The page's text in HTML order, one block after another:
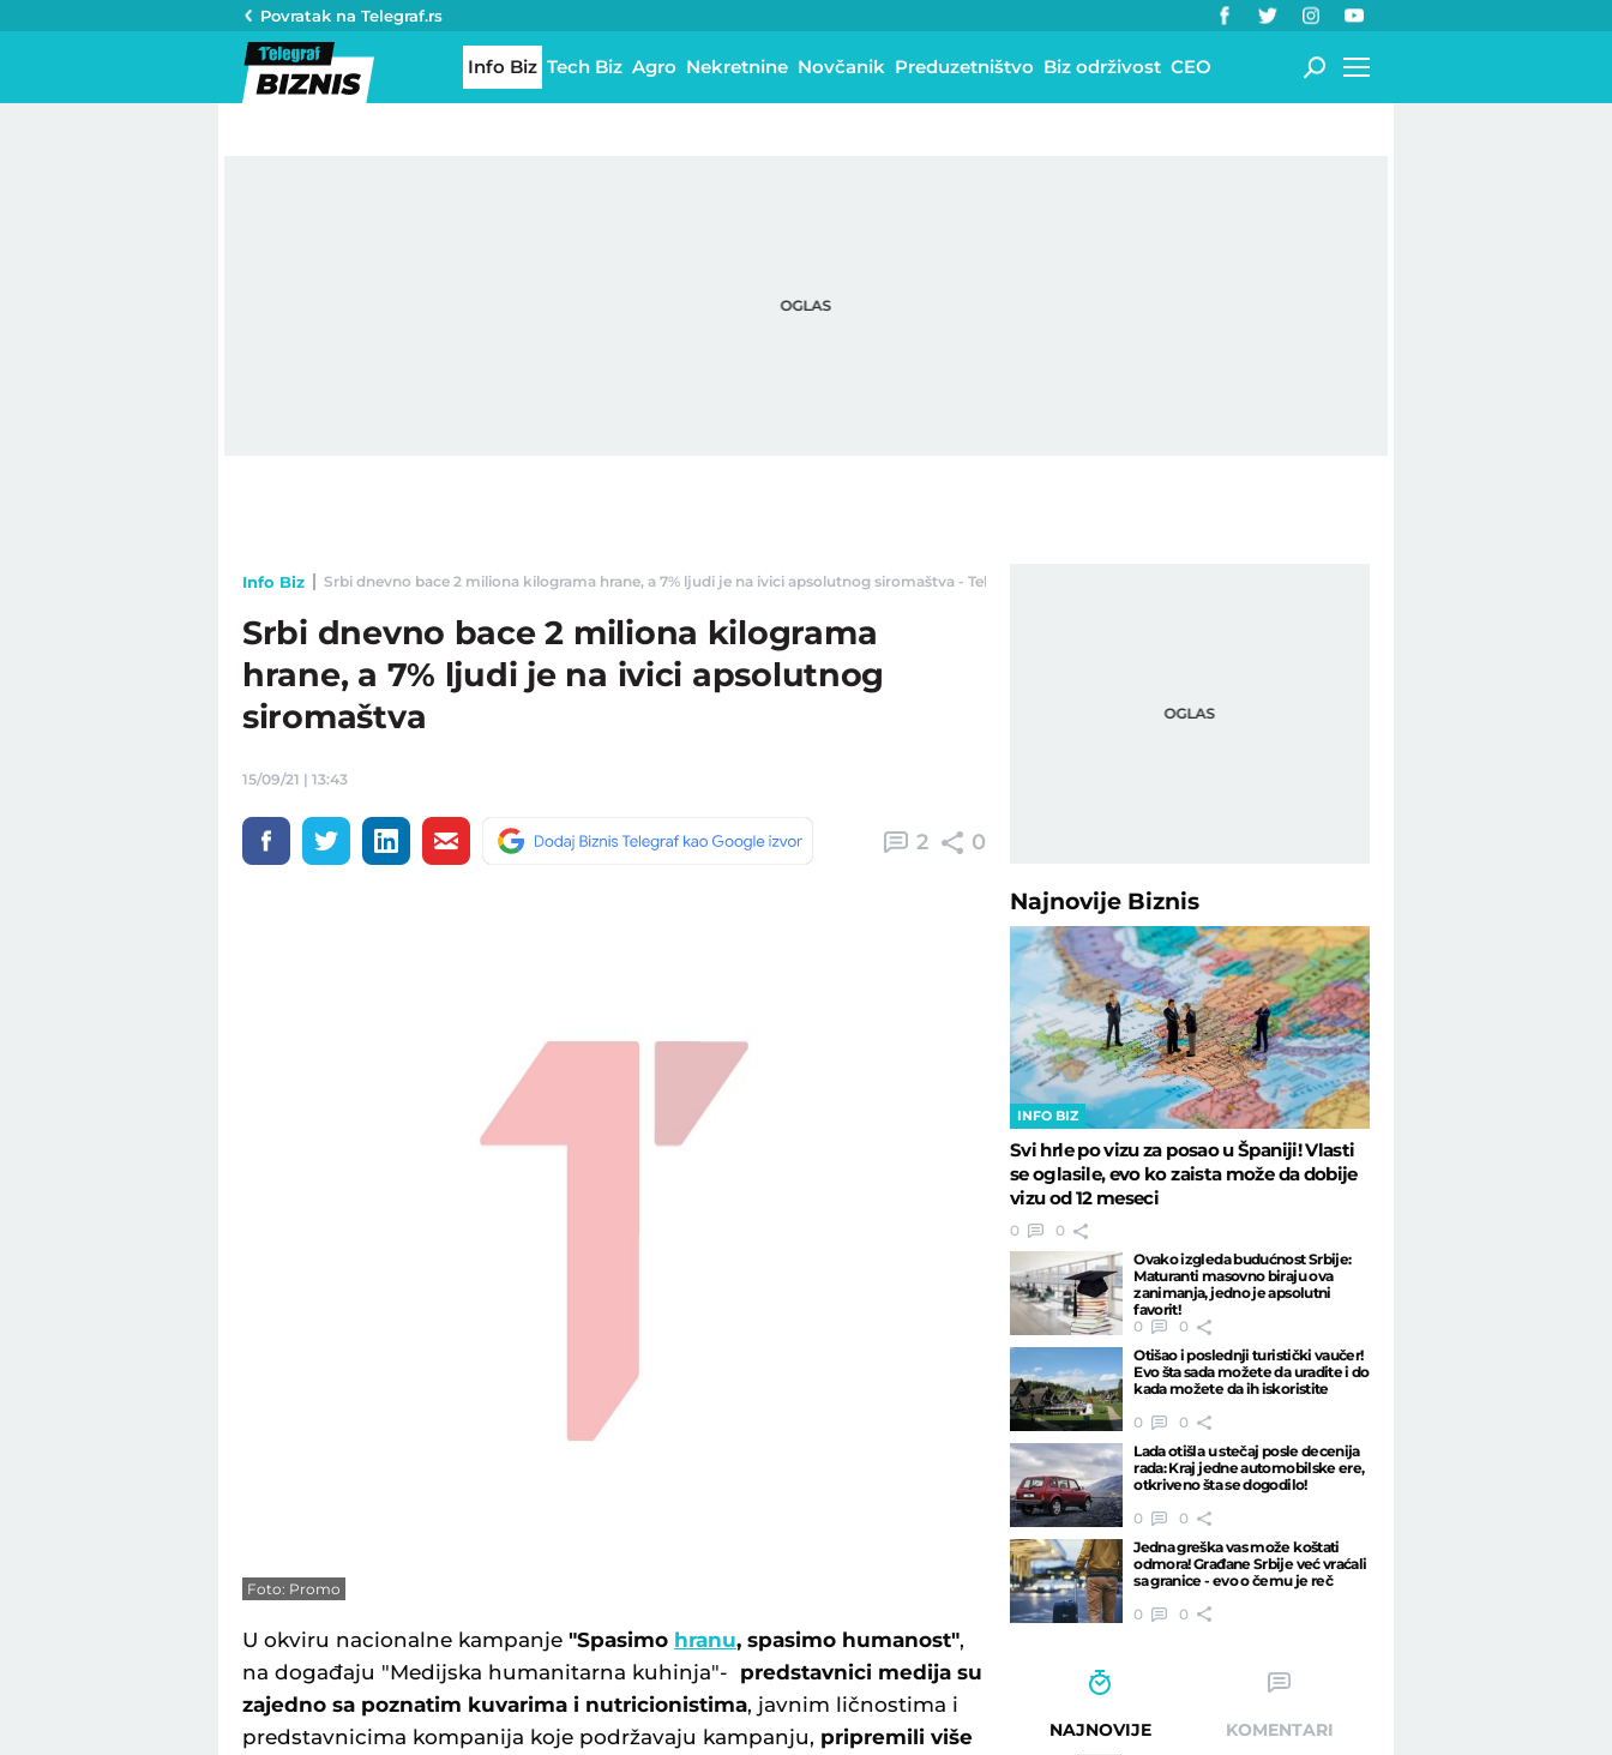
Povratak na Telegraf.rs
Info Biz Tech Biz Agro Nekretnine Novčanik Preduzetništvo Biz održivost CEO
Info Biz Srbi dnevno bace 2 miliona kilograma hrane, a 7% ljudi je na ivici apsolutnog siromaštva - Telegraf Biznis
Srbi dnevno bace 2 miliona kilograma
hrane, a 7% ljudi je na ivici apsolutnog
siromaštva
15/09/21 | 13:43
2 0
Foto: Promo
U okviru nacionalne kampanje "Spasimo hranu, spasimo humanost",
na događaju "Medijska humanitarna kuhinja"- predstavnici medija su
zajedno sa poznatim kuvarima i nutricionistima, javnim ličnostima i
predstavnicima kompanija koje podržavaju kampanju, pripremili više
Najnovije Biznis
INFO BIZ
Svi hrle po vizu za posao u Španiji! Vlasti
se oglasile, evo ko zaista može da dobije
vizu od 12 meseci
0
0
Ovako izgleda budućnost Srbije:
Maturanti masovno biraju ova
zanimanja, jedno je apsolutni
favorit!
0
0
Otišao i poslednji turistički vaučer!
Evo šta sada možete da uradite i do
kada možete da ih iskoristite
0
0
Lada otišla u stečaj posle decenija
rada: Kraj jedne automobilske ere,
otkriveno šta se dogodilo!
0
0
Jedna greška vas može koštati
odmora! Građane Srbije već vraćali
sa granice - evo o čemu je reč
0
0
NAJNOVIJE KOMENTARI